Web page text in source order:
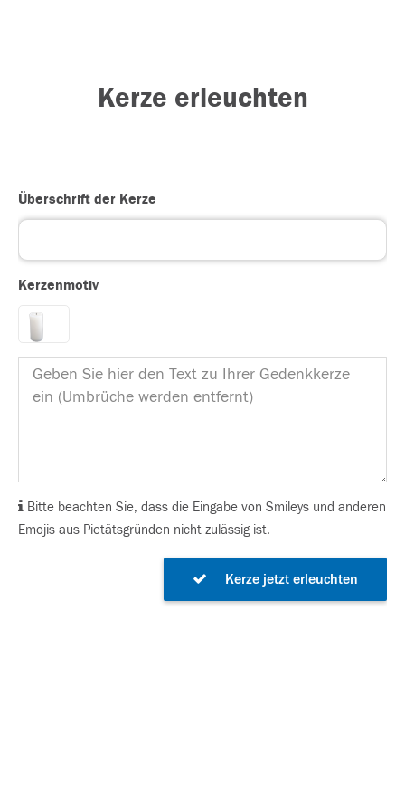
Kerze erleuchten
Überschrift der Kerze
Kerzenmotiv
Bitte beachten Sie, dass die Eingabe von Smileys und anderen
Emojis aus Pietätsgründen nicht zulässig ist.
Kerze jetzt erleuchten